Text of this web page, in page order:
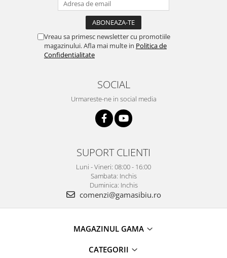
Vreau sa primesc newsletter cu promotiile
magazinului. Afla mai multe in Politica de
Confidentialitate
SOCIAL
Urmareste-ne in social media
SUPORT CLIENTI
Luni - Vineri: 08:00 - 16:00
Sambata: Inchis
Duminica: Inchis
comenzi@gamasibiu.ro
MAGAZINUL GAMA
CATEGORII